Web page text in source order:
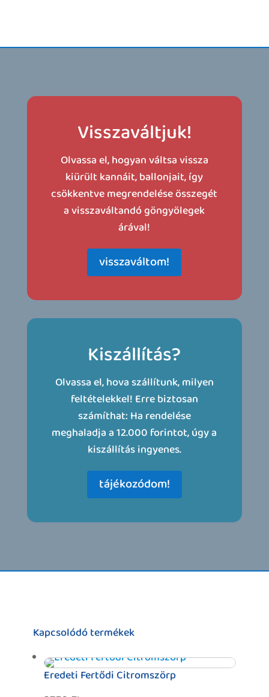
Visszaváltjuk!
Olvassa el, hogyan váltsa vissza
kiürült kannáit, ballonjait, így
csökkentve megrendelése összegét
a visszaváltandó göngyölegek
árával!
visszaváltom!
Kiszállítás?
Olvassa el, hova szállítunk, milyen
feltételekkel! Erre biztosan
számíthat: Ha rendelése
meghaladja a 12.000 forintot, úgy a
kiszállítás ingyenes.
tájékozódom!
Kapcsolódó termékek
Eredeti Fertődi Citromszörp